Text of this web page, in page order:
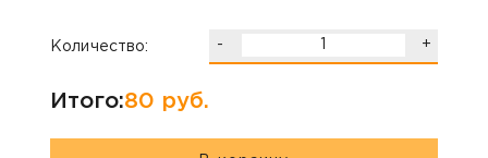
Количество: - +
Итого:80 руб.